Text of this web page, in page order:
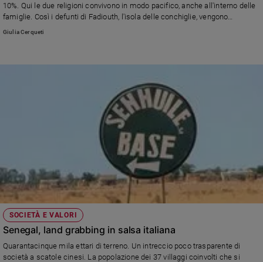
Chiesa
Fede
del
giorno
Società
e
valori
Ambiente
10%. Qui le due religioni convivono in modo pacifico, anche all'interno delle
famiglie. Così i defunti di Fadiouth, l'isola delle conchiglie, vengono
seppelliti nello stesso luogo, in due aree distinte.
Giulia Cerqueti
SOCIETÀ E VALORI
Senegal, land grabbing in salsa italiana
Quarantacinque mila ettari di terreno. Un intreccio poco trasparente di
società a scatole cinesi. La popolazione dei 37 villaggi coinvolti che si